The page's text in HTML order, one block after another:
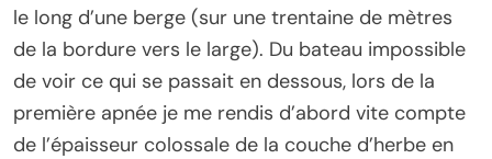
le long d’une berge (sur une trentaine de mètres
de la bordure vers le large). Du bateau impossible
de voir ce qui se passait en dessous, lors de la
première apnée je me rendis d’abord vite compte
de l’épaisseur colossale de la couche d’herbe en